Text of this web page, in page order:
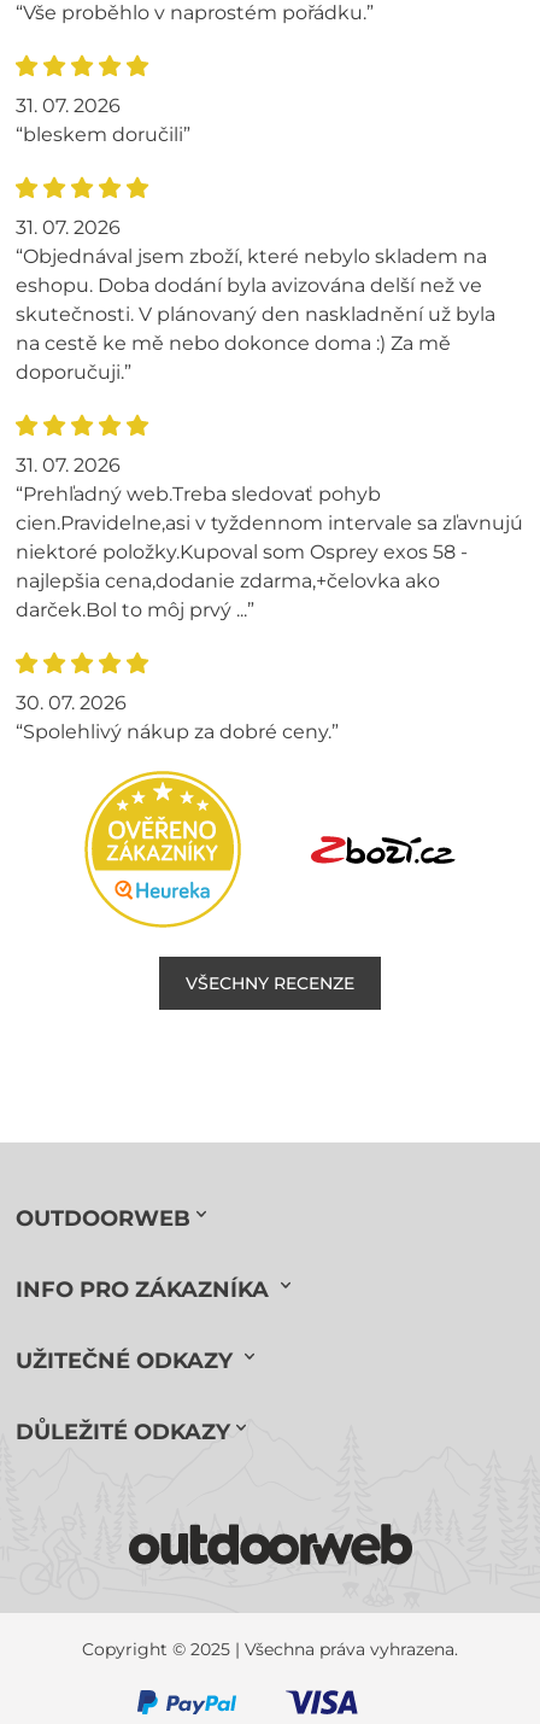
“Vše proběhlo v naprostém pořádku.”
31. 07. 2026
“bleskem doručili”
31. 07. 2026
“Objednával jsem zboží, které nebylo skladem na
eshopu. Doba dodání byla avizována delší než ve
skutečnosti. V plánovaný den naskladnění už byla
na cestě ke mě nebo dokonce doma :) Za mě
doporučuji.”
31. 07. 2026
“Prehľadný web.Treba sledovať pohyb
cien.Pravidelne,asi v tyždennom intervale sa zľavnujú
niektoré položky.Kupoval som Osprey exos 58 -
najlepšia cena,dodanie zdarma,+čelovka ako
darček.Bol to môj prvý ...”
30. 07. 2026
“Spolehlivý nákup za dobré ceny.”
VŠECHNY RECENZE
OUTDOORWEB
INFO PRO ZÁKAZNÍKA
UŽITEČNÉ ODKAZY
DŮLEŽITÉ ODKAZY
Copyright © 2025 | Všechna práva vyhrazena.